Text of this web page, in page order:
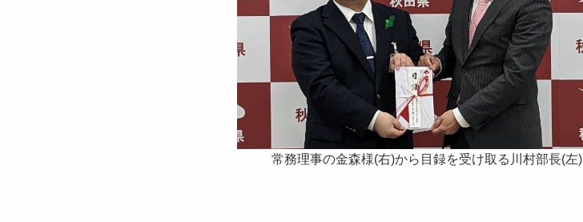
常務理事の金森様(右)から目録を受け取る川村部長(左)